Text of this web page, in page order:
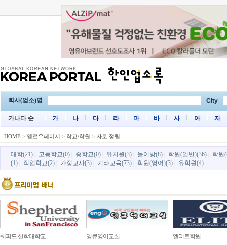
회사(업소)명 City
가나다 순 가 나 다 라 마 바 사 아 자
HOME > 옐로우페이지 > 학교/학원 > 자로 정렬
대학(21) 고등학교(0) 중학교(0) 유치원(3) 놀이방(8) 학원(일반)(36)
학원
(1)
직업학교(2) 가정교사(3) 기타교육(73) 학원(영어)(3) 유학원(4)
쉐퍼드 신학대학교 잉큐영어교실 엘리트학원